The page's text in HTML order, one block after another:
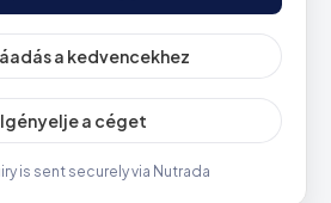
a kedvencekhez
Igényelje a céget
is sent securely via Nutrada